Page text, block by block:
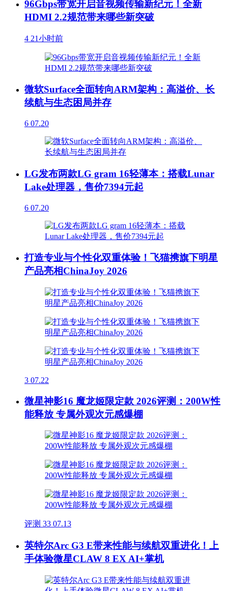
96Gbps带宽开启音视频传输新纪元！全新
HDMI 2.2规范带来哪些新突破
4 21小时前
微软Surface全面转向ARM架构：高溢价、长
续航与生态困局并存
6 07.20
LG发布两款LG gram 16轻薄本：搭载Lunar
Lake处理器，售价7394元起
6 07.20
打造专业与个性化双重体验！飞猫携旗下明星
产品亮相ChinaJoy 2026
3 07.22
微星神影16 魔龙姬限定款 2026评测：200W性
能释放 专属外观次元感爆棚
评测 33 07.13
英特尔Arc G3 E带来性能与续航双重进化！上
手体验微星CLAW 8 EX AI+掌机